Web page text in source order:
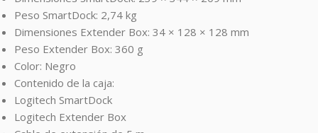
Peso SmartDock: 2,74 kg
Dimensiones Extender Box: 34 × 128 × 128 mm
Peso Extender Box: 360 g
Color: Negro
Contenido de la caja:
Logitech SmartDock
Logitech Extender Box